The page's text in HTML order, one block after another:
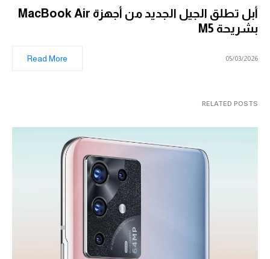
أبل تطلق الجيل الجديد من أجهزة MacBook Air
بشريحة M5
05/03/2026
Read More
RELATED POSTS